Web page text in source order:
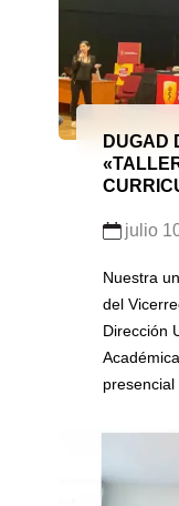
DUGAD
julio
Nuestra
del
Dirección
presencial
en el
Porres.
principios,